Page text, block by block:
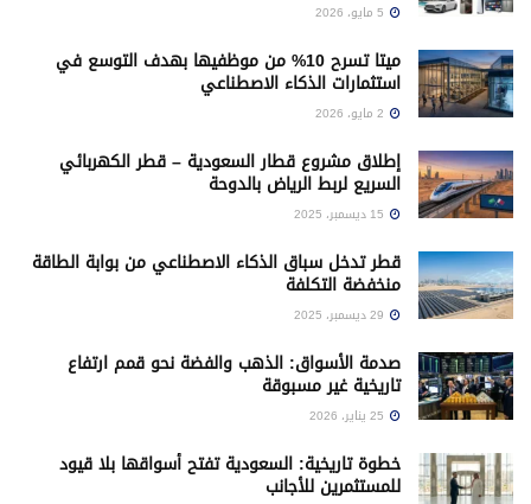
ميتا تسرح 10% من موظفيها بهدف التوسع في
استثمارات الذكاء الاصطناعي
إطلاق مشروع قطار السعودية – قطر الكهربائي
السريع لربط الرياض بالدوحة
قطر تدخل سباق الذكاء الاصطناعي من بوابة الطاقة
منخفضة التكلفة
صدمة الأسواق: الذهب والفضة نحو قمم ارتفاع
تاريخية غير مسبوقة
خطوة تاريخية: السعودية تفتح أسواقها بلا قيود
للمستثمرين للأجانب